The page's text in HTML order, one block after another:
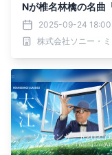
Nが椎名林檎の名曲
あまる富」をカバー
ンルの垣根を越えて
5年に響く “本当の豊
2025-09-24 18:00